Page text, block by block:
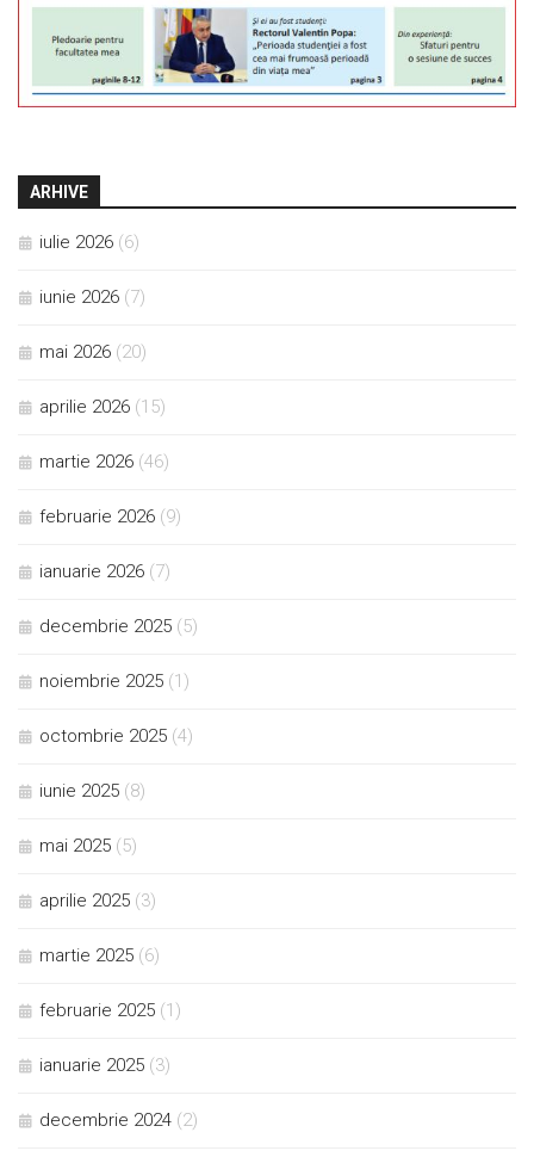
ARHIVE
iulie 2026 (6)
iunie 2026 (7)
mai 2026 (20)
aprilie 2026 (15)
martie 2026 (46)
februarie 2026 (9)
ianuarie 2026 (7)
decembrie 2025 (5)
noiembrie 2025 (1)
octombrie 2025 (4)
iunie 2025 (8)
mai 2025 (5)
aprilie 2025 (3)
martie 2025 (6)
februarie 2025 (1)
ianuarie 2025 (3)
decembrie 2024 (2)